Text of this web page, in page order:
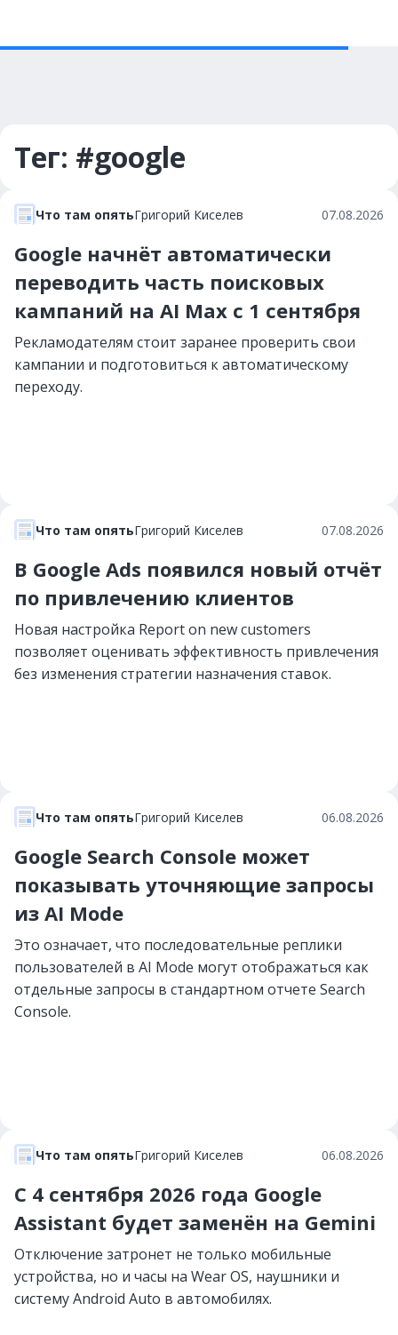
Тег: #google
Что там опятьГригорий Киселев 07.08.2026
Google начнёт автоматически
переводить часть поисковых
кампаний на AI Max с 1 сентября
Рекламодателям стоит заранее проверить свои
кампании и подготовиться к автоматическому
переходу.
Что там опятьГригорий Киселев 07.08.2026
В Google Ads появился новый отчёт
по привлечению клиентов
Новая настройка Report on new customers
позволяет оценивать эффективность привлечения
без изменения стратегии назначения ставок.
Что там опятьГригорий Киселев 06.08.2026
Google Search Console может
показывать уточняющие запросы
из AI Mode
Это означает, что последовательные реплики
пользователей в AI Mode могут отображаться как
отдельные запросы в стандартном отчете Search
Console.
Что там опятьГригорий Киселев 06.08.2026
С 4 сентября 2026 года Google
Assistant будет заменён на Gemini
Отключение затронет не только мобильные
устройства, но и часы на Wear OS, наушники и
систему Android Auto в автомобилях.